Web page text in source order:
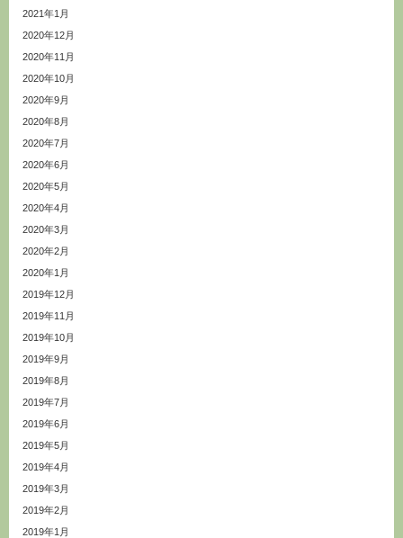
2021年1月
2020年12月
2020年11月
2020年10月
2020年9月
2020年8月
2020年7月
2020年6月
2020年5月
2020年4月
2020年3月
2020年2月
2020年1月
2019年12月
2019年11月
2019年10月
2019年9月
2019年8月
2019年7月
2019年6月
2019年5月
2019年4月
2019年3月
2019年2月
2019年1月